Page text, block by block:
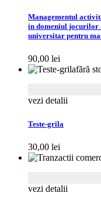
Managementul
in domeniul jocurilor
universitar pentru
90,00 lei
fără
vezi detalii
Teste-grila
30,00 lei
vezi detalii